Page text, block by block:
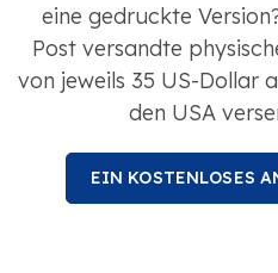
eine gedruckte
Post versandte
von jeweils 35 US-Dollar
den USA
EIN KOSTENLOSES